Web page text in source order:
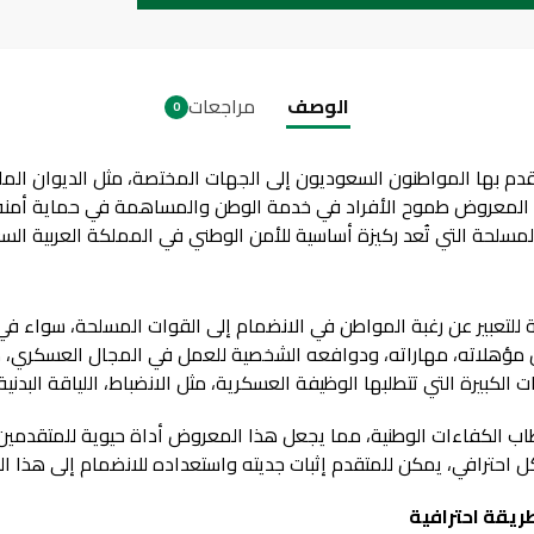
الوصف مراجعات 0
المواطنون السعوديون إلى الجهات المختصة، مثل الديوان
طموح الأفراد في خدمة الوطن والمساهمة في حماية أمنه
التي تُعد ركيزة أساسية للأمن الوطني في المملكة العربية
عن رغبة المواطن في الانضمام إلى القوات المسلحة، سواء
مهاراته، ودوافعه الشخصية للعمل في المجال العسكري، مع
التي تتطلبها الوظيفة العسكرية، مثل الانضباط، اللياقة
الكفاءات الوطنية، مما يجعل هذا المعروض أداة حيوية
يمكن للمتقدم إثبات جديته واستعداده للانضمام إلى هذا
احترافية